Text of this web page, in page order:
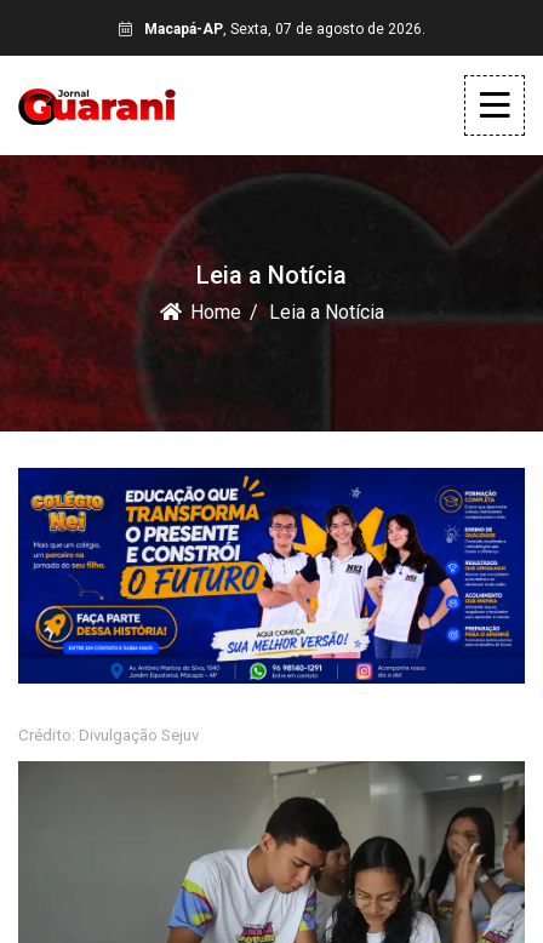
Macapá-AP, Sexta, 07 de agosto de 2026.
Leia a Notícia
Home Leia a Notícia
Crédito: Divulgação Sejuv